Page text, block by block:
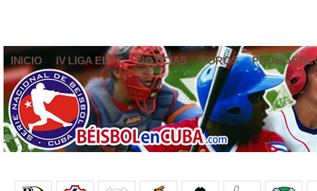
INICIO IV LIGA ELITE NOTICIAS FOROS